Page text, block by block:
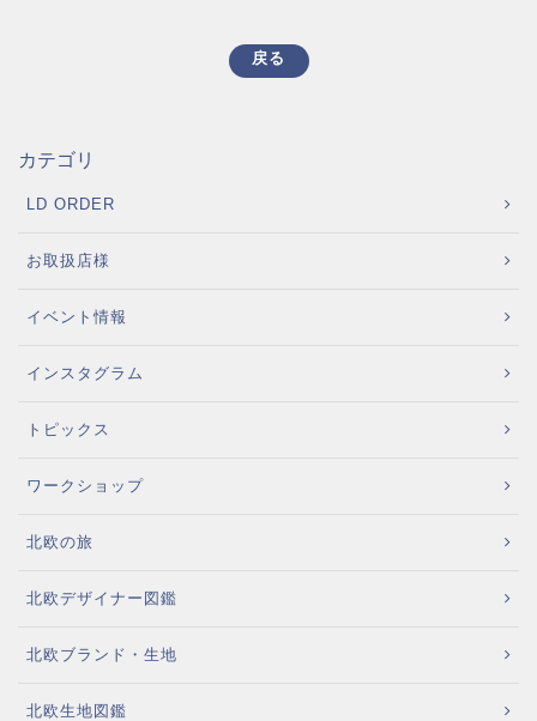
戻る
カテゴリ
LD ORDER
お取扱店様
イベント情報
インスタグラム
トピックス
ワークショップ
北欧の旅
北欧デザイナー図鑑
北欧ブランド・生地
北欧生地図鑑